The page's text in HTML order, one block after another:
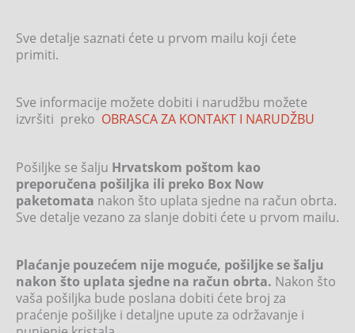
Sve detalje saznati ćete u prvom mailu koji ćete
primiti.
Sve informacije možete dobiti i narudžbu možete
izvršiti preko OBRASCA ZA KONTAKT I NARUDŽBU
Pošiljke se šalju Hrvatskom poštom kao
preporučena pošiljka ili preko Box Now
paketomata nakon što uplata sjedne na račun obrta.
Sve detalje vezano za slanje dobiti ćete u prvom mailu.
Plaćanje pouzećem nije moguće, pošiljke se šalju
nakon što uplata sjedne na račun obrta. Nakon što
vaša pošiljka bude poslana dobiti ćete broj za
praćenje pošiljke i detaljne upute za održavanje i